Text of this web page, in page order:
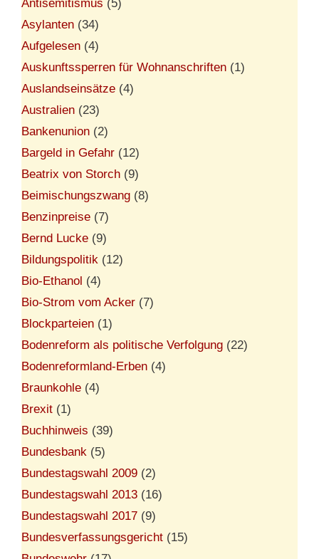
Antisemitismus (5)
Asylanten (34)
Aufgelesen (4)
Auskunftssperren für Wohnanschriften (1)
Auslandseinsätze (4)
Australien (23)
Bankenunion (2)
Bargeld in Gefahr (12)
Beatrix von Storch (9)
Beimischungszwang (8)
Benzinpreise (7)
Bernd Lucke (9)
Bildungspolitik (12)
Bio-Ethanol (4)
Bio-Strom vom Acker (7)
Blockparteien (1)
Bodenreform als politische Verfolgung (22)
Bodenreformland-Erben (4)
Braunkohle (4)
Brexit (1)
Buchhinweis (39)
Bundesbank (5)
Bundestagswahl 2009 (2)
Bundestagswahl 2013 (16)
Bundestagswahl 2017 (9)
Bundesverfassungsgericht (15)